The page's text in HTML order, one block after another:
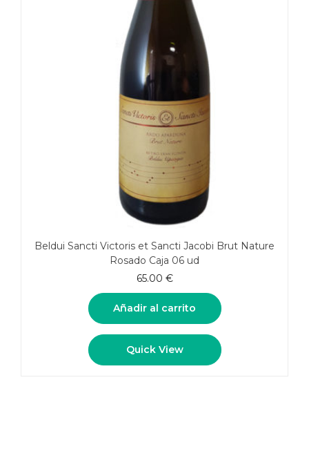
Beldui Sancti Victoris et Sancti Jacobi Brut Nature
Rosado Caja 06 ud
65.00 €
Añadir al carrito
Quick View